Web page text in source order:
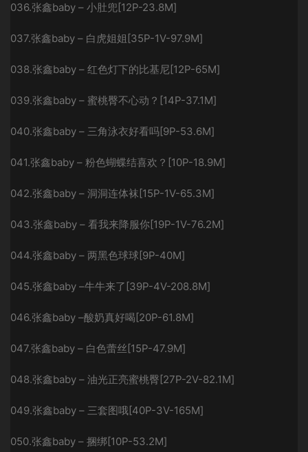
036.张鑫baby – 小肚兜[12P-23.8M]
037.张鑫baby – 白虎姐姐[35P-1V-97.9M]
038.张鑫baby – 红色灯下的比基尼[12P-65M]
039.张鑫baby – 蜜桃臀不心动？[14P-37.1M]
040.张鑫baby – 三角泳衣好看吗[9P-53.6M]
041.张鑫baby – 粉色蝴蝶结喜欢？[10P-18.9M]
042.张鑫baby – 洞洞连体袜[15P-1V-65.3M]
043.张鑫baby – 看我来降服你[19P-1V-76.2M]
044.张鑫baby – 两黑色球球[9P-40M]
045.张鑫baby –牛牛来了[39P-4V-208.8M]
046.张鑫baby –酸奶真好喝[20P-61.8M]
047.张鑫baby – 白色蕾丝[15P-47.9M]
048.张鑫baby – 油光正亮蜜桃臀[27P-2V-82.1M]
049.张鑫baby – 三套图哦[40P-3V-165M]
050.张鑫baby – 捆绑[10P-53.2M]